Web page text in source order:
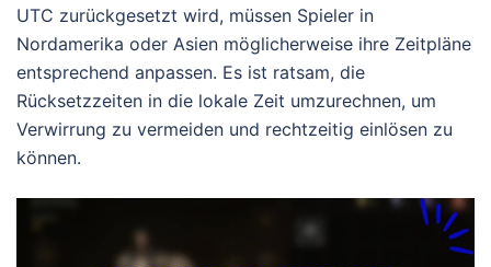
UTC zurückgesetzt wird, müssen Spieler in
Nordamerika oder Asien möglicherweise ihre Zeitpläne
entsprechend anpassen. Es ist ratsam, die
Rücksetzzeiten in die lokale Zeit umzurechnen, um
Verwirrung zu vermeiden und rechtzeitig einlösen zu
können.